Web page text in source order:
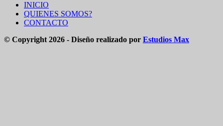
INICIO
QUIENES SOMOS?
CONTACTO
© Copyright 2026 - Diseño realizado por Estudios Max